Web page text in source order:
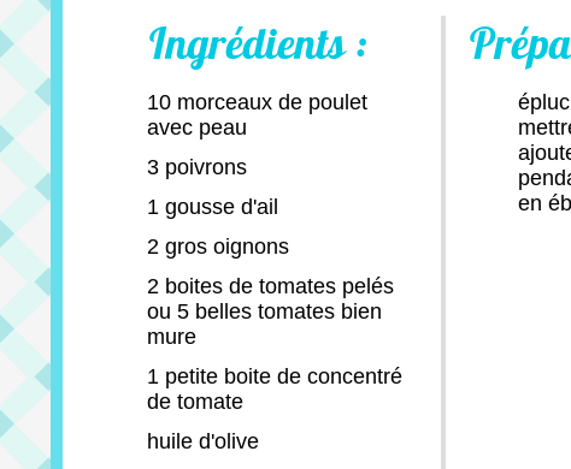
Ingrédients :
10 morceaux de poulet
avec peau
3 poivrons
1 gousse d'ail
2 gros oignons
2 boites de tomates pelés
ou 5 belles tomates bien
mure
1 petite boite de concentré
de tomate
huile d'olive
en